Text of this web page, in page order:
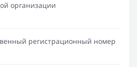
организации
регистрационный номер